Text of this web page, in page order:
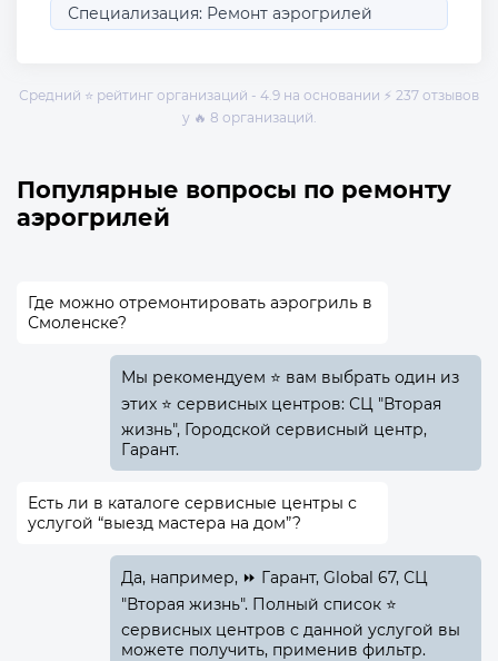
Специализация: Ремонт аэрогрилей
Средний ⭐ рейтинг организаций - 4.9 на основании ⚡ 237 отзывов
у 🔥 8 организаций.
Популярные вопросы по ремонту
аэрогрилей
Где можно отремонтировать аэрогриль в
Смоленске?
Мы рекомендуем ⭐ вам выбрать один из
этих ⭐ сервисных центров: СЦ "Вторая
жизнь", Городской сервисный центр,
Гарант.
Есть ли в каталоге сервисные центры с
услугой “выезд мастера на дом”?
Да, например, ⏩ Гарант, Global 67, СЦ
"Вторая жизнь". Полный список ⭐
сервисных центров с данной услугой вы
можете получить, применив фильтр.